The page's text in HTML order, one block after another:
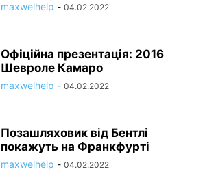
maxwelhelp - 04.02.2022
Офіційна презентація: 2016
Шевроле Камаро
maxwelhelp - 04.02.2022
Позашляховик від Бентлі
покажуть на Франкфурті
maxwelhelp - 04.02.2022